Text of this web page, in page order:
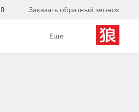
Заказать обратный звонок
Еще